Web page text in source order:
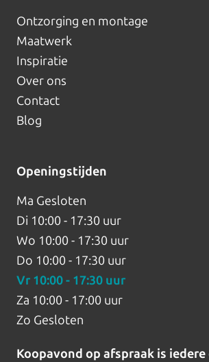
Ontzorging en montage
Maatwerk
Inspiratie
Over ons
Contact
Blog
Openingstijden
Ma Gesloten
Di 10:00 - 17:30 uur
Wo 10:00 - 17:30 uur
Do 10:00 - 17:30 uur
Vr 10:00 - 17:30 uur
Za 10:00 - 17:00 uur
Zo Gesloten
Koopavond op afspraak is